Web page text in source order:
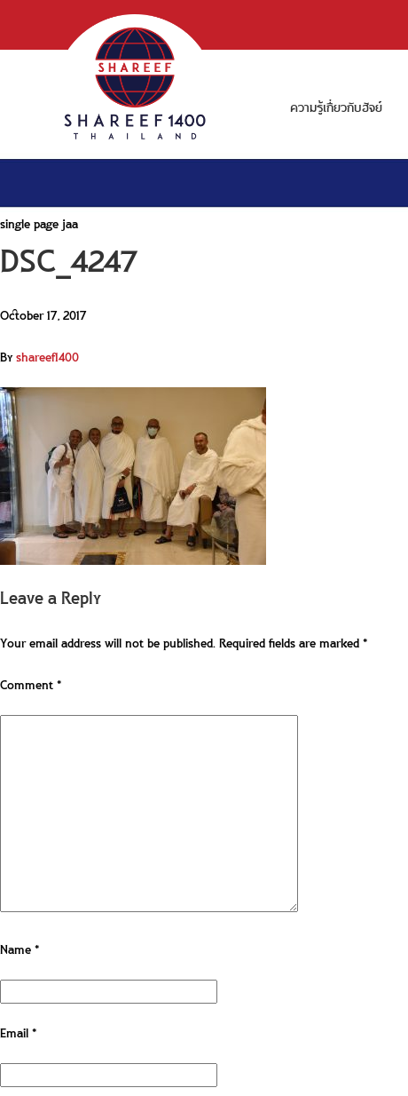
ความรู้เกี่ยวกับฮัจย์
single page jaa
DSC_4247
October 17, 2017
Byshareef1400
Leave a Reply
Your email address will not be published.Required fields are marked*
Comment*
Name*
Email*